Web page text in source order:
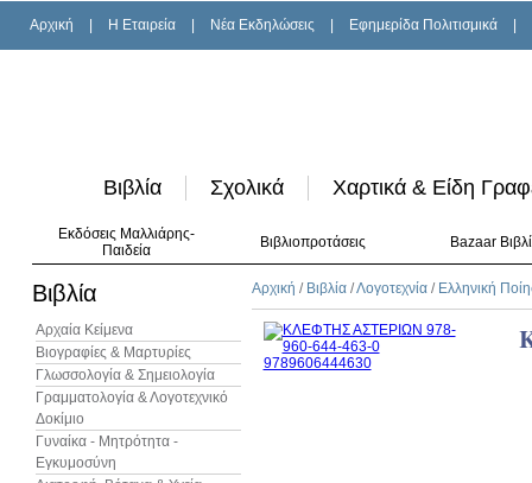
Αρχική H Εταιρεία Νέα Εκδηλώσεις Εφημερίδα Πολιτισμικά
Βιβλία Σχολικά Χαρτικά & Είδη
Εκδόσεις Μαλλιάρης-
Παιδεία
Βιβλιοπροτάσεις Bazaar
Βιβλία
Αρχαία Κείμενα
Βιογραφίες & Μαρτυρίες
Γλωσσολογία & Σημειολογία
Γραμματολογία & Λογοτεχνικό
Δοκίμιο
Γυναίκα - Μητρότητα -
Εγκυμοσύνη
Αρχική / Βιβλία /Λογοτεχνία / Ελληνική